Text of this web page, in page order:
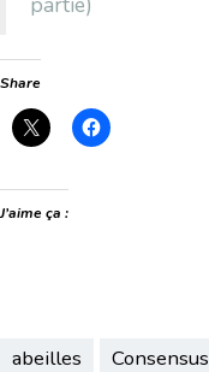
Share
J’aime ça :
abeilles Consensus